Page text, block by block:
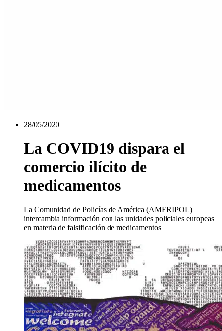
28/05/2020
La COVID19 dispara el
comercio ilícito de
medicamentos
La Comunidad de Policías de América (AMERIPOL)
intercambia información con las unidades policiales europeas
en materia de falsificación de medicamentos